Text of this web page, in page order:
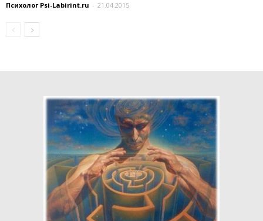
Психолог Psi-Labirint.ru - 21.04.2015